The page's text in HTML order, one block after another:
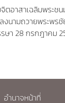
ตอาสาเฉลิมพระช
งนามถวายพระพร
ษา 28 กรกฎาคม
อำนาจหน้าที่